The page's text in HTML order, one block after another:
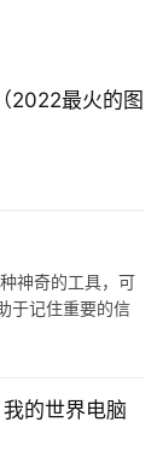
2022最火的图
神奇的工具，可
于记住重要的信
的世界电脑